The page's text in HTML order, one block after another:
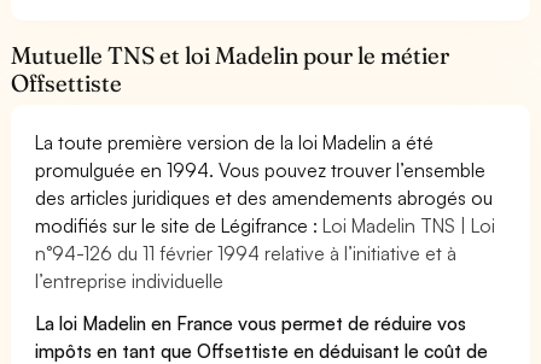
Mutuelle TNS et loi Madelin pour le métier
Offsettiste
La toute première version de la loi Madelin a été
promulguée en 1994. Vous pouvez trouver l’ensemble
des articles juridiques et des amendements abrogés ou
modifiés sur le site de Légifrance :Loi Madelin TNS | Loi
n°94-126 du 11 février 1994 relative à l’initiative et à
l’entreprise individuelle
La loi Madelin en France vous permet de réduire vos
impôts en tant que Offsettiste en déduisant le coût de